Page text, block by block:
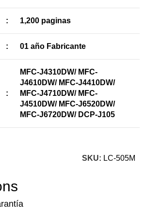
: 1,200 paginas
: 01 año Fabricante
:
MFC-J4310DW/ MFC-
J4610DW/ MFC-J4410DW/
MFC-J4710DW/ MFC-
J4510DW/ MFC-J6520DW/
MFC-J6720DW/ DCP-J105
SKU: LC-505M